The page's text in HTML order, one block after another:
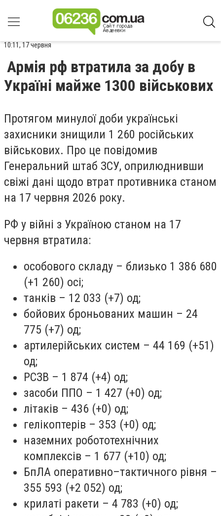
10:11, 17 червня
Армія рф втратила за добу в
Україні майже 1300 військових
Протягом минулої доби українські
захисники знищили 1 260 російських
військових. Про це повідомив
Генеральний штаб ЗСУ, оприлюднивши
свіжі дані щодо втрат противника станом
на 17 червня 2026 року.
РФ у війні з Україною станом на 17
червня втратила:
особового складу – близько 1 386 680
(+1 260) осі;
танків – 12 033 (+7) од;
бойових броньованих машин – 24
775 (+7) од;
артилерійських систем – 44 169 (+51)
од;
РСЗВ – 1 874 (+4) од;
засоби ППО – 1 427 (+0) од;
літаків – 436 (+0) од;
гелікоптерів – 353 (+0) од;
наземних робототехнічних
комплексів – 1 677 (+10) од;
БпЛА оперативно–тактичного рівня –
355 593 (+2 052) од;
крилаті ракети – 4 783 (+0) од;